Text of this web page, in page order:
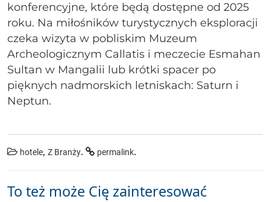
konferencyjne, które będą dostępne od 2025
roku. Na miłośników turystycznych eksploracji
czeka wizyta w pobliskim Muzeum
Archeologicznym Callatis i meczecie Esmahan
Sultan w Mangalii lub krótki spacer po
pięknych nadmorskich letniskach: Saturn i
Neptun.
hotele, Z Branży. permalink.
To też może Cię zainteresować